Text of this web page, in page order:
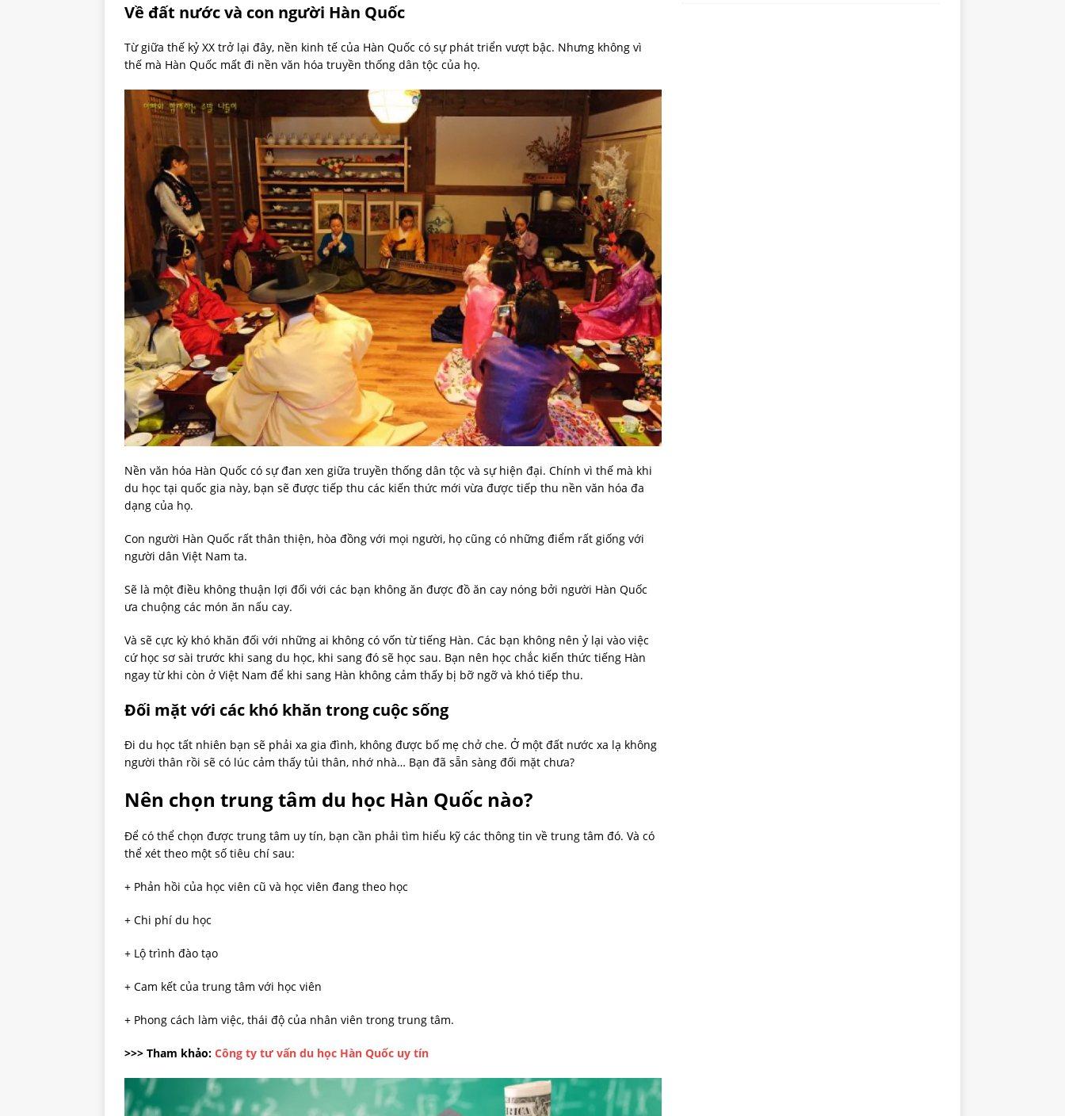
Về đất nước và con người Hàn Quốc
Từ giữa thế kỷ XX trở lại đây, nền kinh tế của Hàn Quốc có sự phát triển vượt bậc. Nhưng không vì
thế mà Hàn Quốc mất đi nền văn hóa truyền thống dân tộc của họ.
Nền văn hóa Hàn Quốc có sự đan xen giữa truyền thống dân tộc và sự hiện đại. Chính vì thế mà khi
du học tại quốc gia này, bạn sẽ được tiếp thu các kiến thức mới vừa được tiếp thu nền văn hóa đa
dạng của họ.
Con người Hàn Quốc rất thân thiện, hòa đồng với mọi người, họ cũng có những điểm rất giống với
người dân Việt Nam ta.
Sẽ là một điều không thuận lợi đối với các bạn không ăn được đồ ăn cay nóng bởi người Hàn Quốc
ưa chuộng các món ăn nấu cay.
Và sẽ cực kỳ khó khăn đối với những ai không có vốn từ tiếng Hàn. Các bạn không nên ỷ lại vào việc
cứ học sơ sài trước khi sang du học, khi sang đó sẽ học sau. Bạn nên học chắc kiến thức tiếng Hàn
ngay từ khi còn ở Việt Nam để khi sang Hàn không cảm thấy bị bỡ ngỡ và khó tiếp thu.
Đối mặt với các khó khăn trong cuộc sống
Đi du học tất nhiên bạn sẽ phải xa gia đình, không được bố mẹ chở che. Ở một đất nước xa lạ không
người thân rồi sẽ có lúc cảm thấy tủi thân, nhớ nhà… Bạn đã sẵn sàng đối mặt chưa?
Nên chọn trung tâm du học Hàn Quốc nào?
Để có thể chọn được trung tâm uy tín, bạn cần phải tìm hiểu kỹ các thông tin về trung tâm đó. Và có
thể xét theo một số tiêu chí sau:
+ Phản hồi của học viên cũ và học viên đang theo học
+ Chi phí du học
+ Lộ trình đào tạo
+ Cam kết của trung tâm với học viên
+ Phong cách làm việc, thái độ của nhân viên trong trung tâm.
>>> Tham khảo: Công ty tư vấn du học Hàn Quốc uy tín